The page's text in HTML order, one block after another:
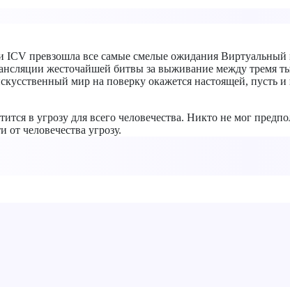
ICV превзошла все самые смелые ожидания
жесточайшей битвы за выживание между тремя
мир на поверку окажется настоящей, пусть
в угрозу для всего человечества. Никто не мог
человечества угрозу.